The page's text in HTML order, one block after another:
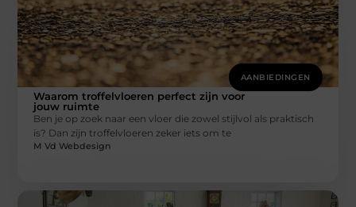
AANBIEDINGEN
Waarom troffelvloeren perfect zijn voor
jouw ruimte
Ben je op zoek naar een vloer die zowel stijlvol als praktisch
is? Dan zijn troffelvloeren zeker iets om te
M Vd Webdesign